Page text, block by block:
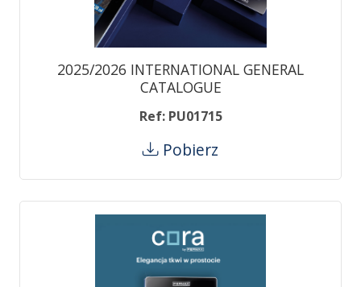
2025/2026 INTERNATIONAL GENERAL
CATALOGUE
Ref: PU01715
Pobierz